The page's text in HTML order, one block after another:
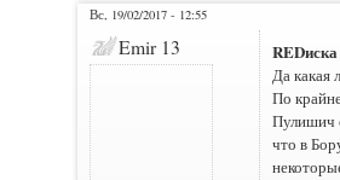
Вс, 19/02/2017 - 12:55
Emir 13 REDиска
Да какая
По
Пулишич
что в